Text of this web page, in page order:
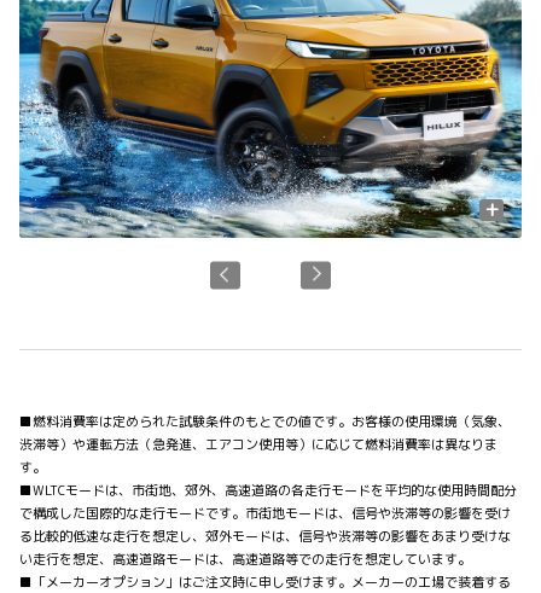
+
■燃料消費率は定められた試験条件のもとでの値です。お客様の使用環境（気象、
渋滞等）や運転方法（急発進、エアコン使用等）に応じて燃料消費率は異なりま
す。
■WLTCモードは、市街地、郊外、高速道路の各走行モードを平均的な使用時間配分
で構成した国際的な走行モードです。市街地モードは、信号や渋滞等の影響を受け
る比較的低速な走行を想定し、郊外モードは、信号や渋滞等の影響をあまり受けな
い走行を想定、高速道路モードは、高速道路等での走行を想定しています。
■「メーカーオプション」はご注文時に申し受けます。メーカーの工場で装着する